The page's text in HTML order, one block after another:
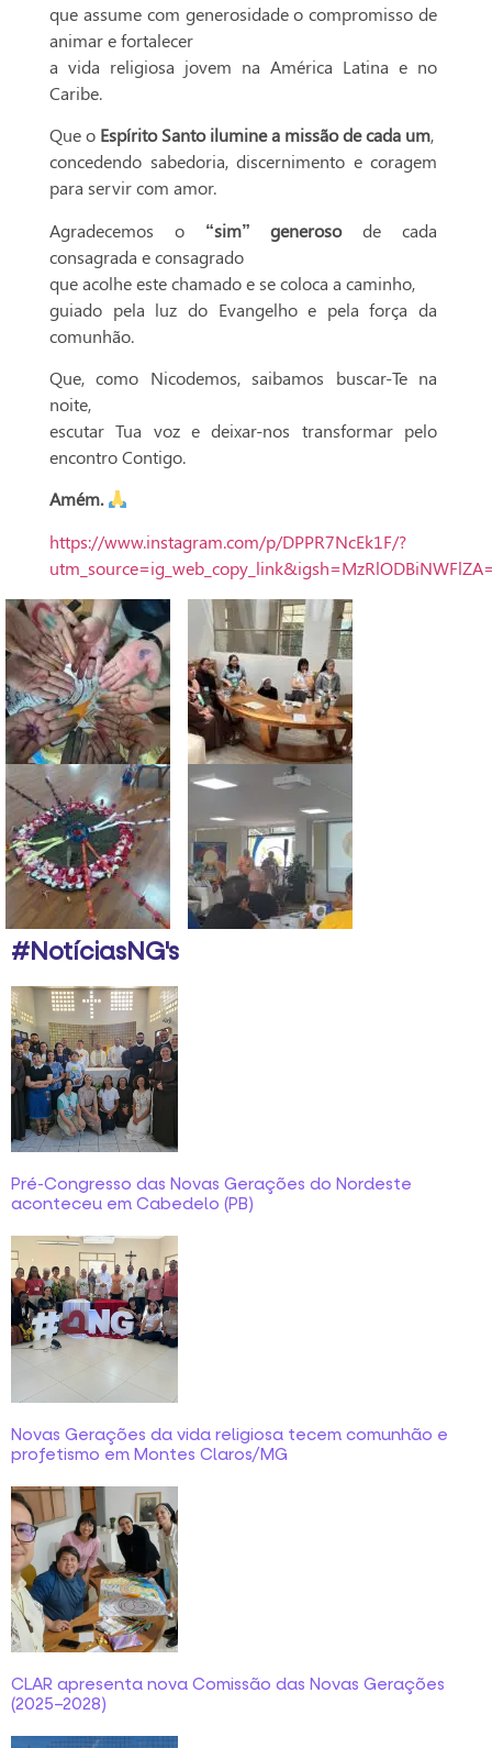
que assume com generosidade o compromisso de
animar e fortalecer
a vida religiosa jovem na América Latina e no
Caribe.
Que o Espírito Santo ilumine a missão de cada um,
concedendo sabedoria, discernimento e coragem
para servir com amor.
Agradecemos o “sim” generosode cada
consagrada e consagrado
que acolhe este chamado e se coloca a caminho,
guiado pela luz do Evangelho e pela força da
comunhão.
Que, como Nicodemos, saibamos buscar-Te na
noite,
escutar Tua voz e deixar-nos transformar pelo
encontro Contigo.
Amém.
https://www.instagram.com/p/DPPR7NcEk1F/?
#NotíciasNG's
Pré-Congresso das Novas Gerações do Nordeste
aconteceu em Cabedelo (PB)
Novas Gerações da vida religiosa tecem comunhão e
profetismo em Montes Claros/MG
CLAR apresenta nova Comissão das Novas Gerações
(2025–2028)